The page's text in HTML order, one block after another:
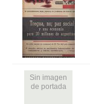
Sin imagen
de portada